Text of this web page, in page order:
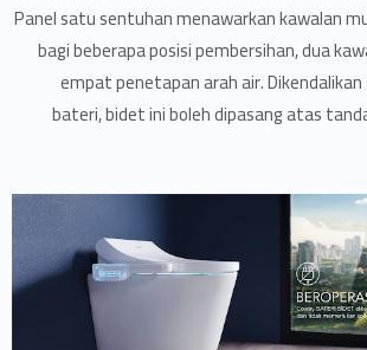
Panel satu sentuhan menawarkan kawalan
bagi beberapa posisi pembersihan, dua
empat penetapan arah air.
bateri, bidet ini boleh dipasang atas